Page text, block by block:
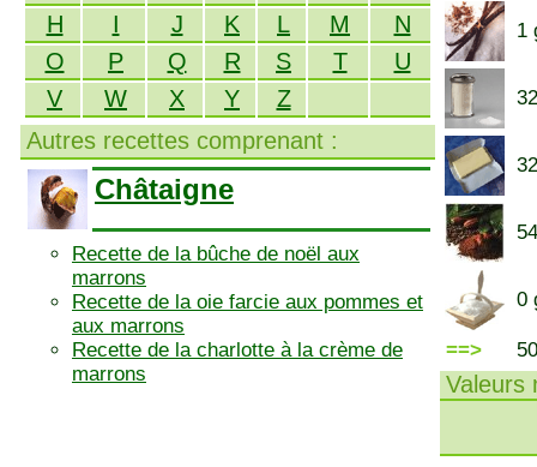
H
I J K L M
N
O
P Q R S T
U
V
W X Y
Z
Autres recettes comprenant :
Châtaigne
Recette de la bûche de noël aux
marrons
Recette de la oie farcie aux pommes et
aux marrons
Recette de la charlotte à la crème de
marrons
1
0
==>
Valeurs